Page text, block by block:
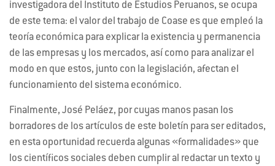
investigadora del Instituto de Estudios Peruanos, se ocupa
de este tema: el valor del trabajo de Coase es que empleó la
teoría económica para explicar la existencia y permanencia
de las empresas y los mercados, así como para analizar el
modo en que estos, junto con la legislación, afectan el
funcionamiento del sistema económico.
Finalmente, José Peláez, por cuyas manos pasan los
borradores de los artículos de este boletín para ser editados,
en esta oportunidad recuerda algunas «formalidades» que
los científicos sociales deben cumplir al redactar un texto y